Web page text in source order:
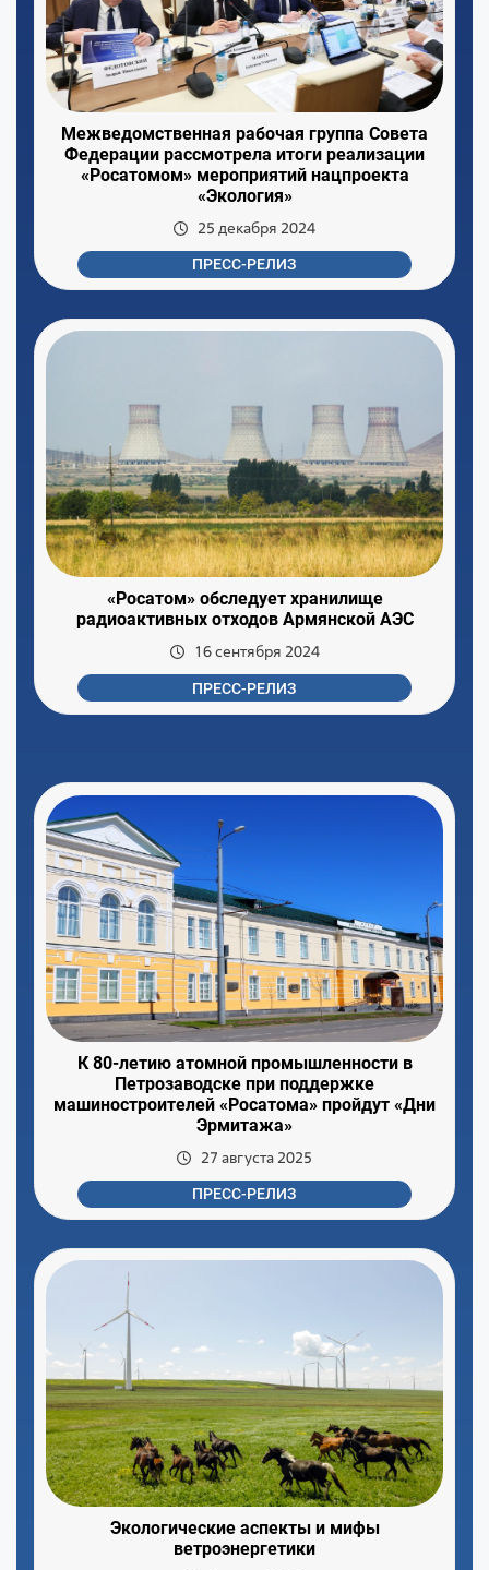
Межведомственная рабочая группа Совета
Федерации рассмотрела итоги реализации
«Росатомом» мероприятий нацпроекта
«Экология»
25 декабря 2024
ПРЕСС-РЕЛИЗ
«Росатом» обследует хранилище
радиоактивных отходов Армянской АЭС
16 сентября 2024
ПРЕСС-РЕЛИЗ
К 80-летию атомной промышленности в
Петрозаводске при поддержке
машиностроителей «Росатома» пройдут «Дни
Эрмитажа»
27 августа 2025
ПРЕСС-РЕЛИЗ
Экологические аспекты и мифы
ветроэнергетики